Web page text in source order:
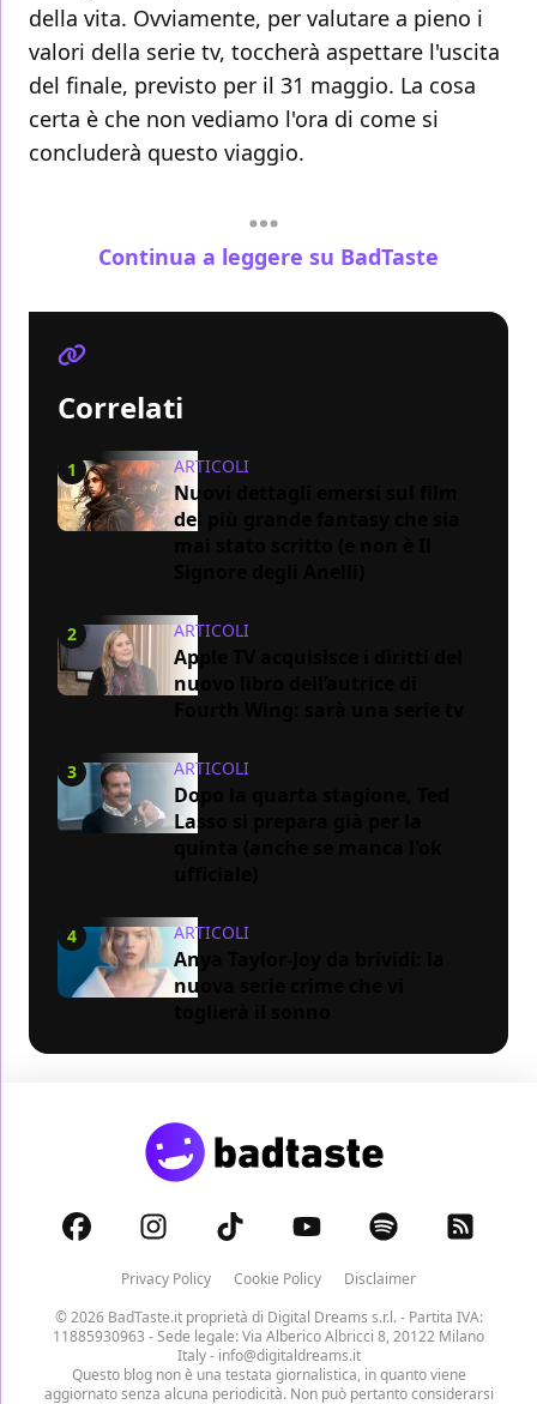
della vita. Ovviamente, per valutare a pieno i
valori della serie tv, toccherà aspettare l'uscita
del finale, previsto per il 31 maggio. La cosa
certa è che non vediamo l'ora di come si
concluderà questo viaggio.
Continua a leggere su BadTaste
Correlati
1 ARTICOLI
Nuovi dettagli emersi sul film
del più grande fantasy che sia
2 ARTICOLI
Apple TV acquisisce i diritti del
nuovo libro dell’autrice di
3 ARTICOLI
Dopo la quarta stagione, Ted
Lasso si prepara già per la
4 ARTICOLI
Anya Taylor-Joy da brividi: la
nuova serie crime che vi
Privacy Policy Cookie Policy
Disclaimer
© 2026 BadTaste.it proprietà di Digital Dreams s.r.l.- Partita IVA:
11885930963 - Sede legale: Via Alberico Albricci 8, 20122 Milano
Italy - info@digitaldreams.it
Questo blog non è una testata giornalistica, in quanto viene
aggiornato senza alcuna periodicità. Non può pertanto considerarsi